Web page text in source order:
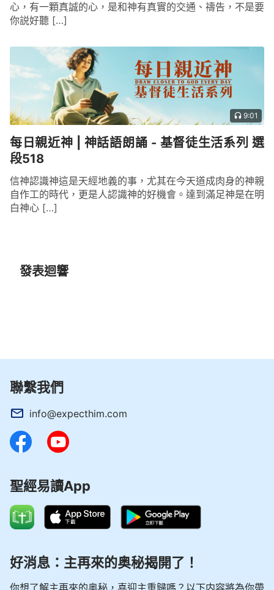
心，有一顆真誠的心，是和神有真實的交通、禱告，不是要
你説好聽 […]
9:01
每日親近神 | 神話語朗誦 - 基督徒生活系列 選
段518
信神認識神這是天經地義的事，尤其在今天道成肉身的神親
自作工的時代，更是人認識神的好機會。達到滿足神是在明
白神心 […]
發表迴響
聯繫我們
info@expecthim.com
聖經易讀App
好消息：主再來的奥秘揭開了！
你想了解主再來的奥秘，喜迎主重歸嗎？以下内容將為你帶